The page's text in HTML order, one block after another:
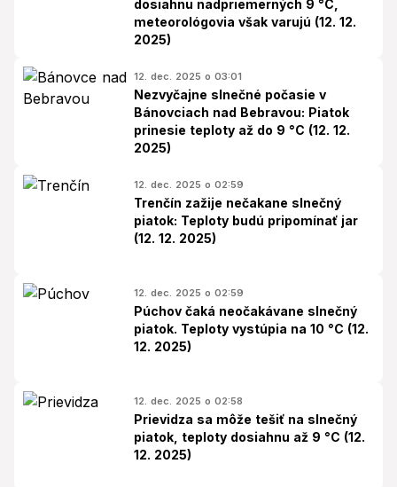
dosiahnu nadpriemerných 9 °C,
meteorológovia však varujú (12. 12.
2025)
12. dec. 2025 o 03:01
Nezvyčajne slnečné počasie v
Bánovciach nad Bebravou: Piatok
prinesie teploty až do 9 °C (12. 12.
2025)
12. dec. 2025 o 02:59
Trenčín zažije nečakane slnečný
piatok: Teploty budú pripomínať jar
(12. 12. 2025)
12. dec. 2025 o 02:59
Púchov čaká neočakávane slnečný
piatok. Teploty vystúpia na 10 °C (12.
12. 2025)
12. dec. 2025 o 02:58
Prievidza sa môže tešiť na slnečný
piatok, teploty dosiahnu až 9 °C (12.
12. 2025)